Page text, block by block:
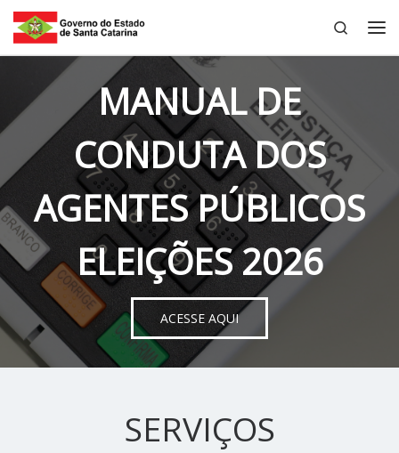
Skip to content
Search
MANUAL DE
CONDUTA DOS
AGENTES PÚBLICOS
ELEIÇÕES 2026
ACESSE AQUI
SERVIÇOS